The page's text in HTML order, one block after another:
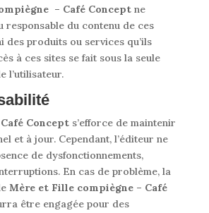
– Café Conceptne
responsable du contenu de ces
des produits ou services qu’ils
à ces sites se fait sous la seule
l’utilisateur.
Concepts’efforce de maintenir
et à jour. Cependant, l’éditeur ne
de dysfonctionnements,
En cas de problème, la
Mère et Fille compiègne – Café
être engagée pour des